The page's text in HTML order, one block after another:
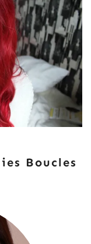
Boucles